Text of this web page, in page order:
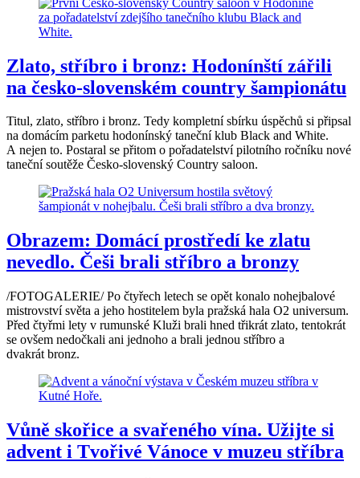
Zlato, stříbro i bronz: Hodonínští zářili
na česko-slovenském country šampionátu
Titul, zlato, stříbro i bronz. Tedy kompletní sbírku úspěchů si připsal
na domácím parketu hodonínský taneční klub Black and White.
A nejen to. Postaral se přitom o pořadatelství pilotního ročníku nové
taneční soutěže Česko-slovenský Country saloon.
Obrazem: Domácí prostředí ke zlatu
nevedlo. Češi brali stříbro a bronzy
/FOTOGALERIE/ Po čtyřech letech se opět konalo nohejbalové
mistrovství světa a jeho hostitelem byla pražská hala O2 universum.
Před čtyřmi lety v rumunské Kluži brali hned třikrát zlato, tentokrát
se ovšem nedočkali ani jednoho a brali jednou stříbro a
dvakrát bronz.
Vůně skořice a svařeného vína. Užijte si
advent i Tvořivé Vánoce v muzeu stříbra